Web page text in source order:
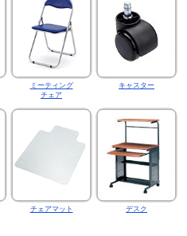
ミーティング
チェア
キャスター
チェアマット デスク